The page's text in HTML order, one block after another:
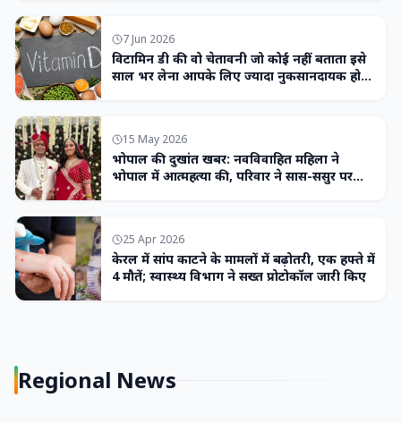
7 Jun 2026
विटामिन डी की वो चेतावनी जो कोई नहीं बताता इसे
साल भर लेना आपके लिए ज्यादा नुकसानदायक हो
15 May 2026
भोपाल की दुखांत खबर: नवविवाहित महिला ने
भोपाल में आत्महत्या की, परिवार ने सास-ससुर पर
25 Apr 2026
केरल में सांप काटने के मामलों में बढ़ोतरी, एक हफ्ते में
4 मौतें; स्वास्थ्य विभाग ने सख्त प्रोटोकॉल जारी किए
Regional News